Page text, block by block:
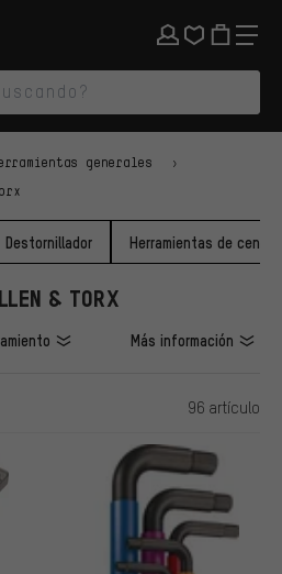
de inicio
generales
Destornillador Herramientas de
& TORX
Más información
96 artículo